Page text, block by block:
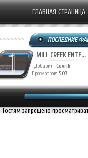
ГЛАВНАЯ СТРАНИЦА
MILL CREEK ENTE...
Добавил: Covrik
Просмотров: 507
Гостям запрещено